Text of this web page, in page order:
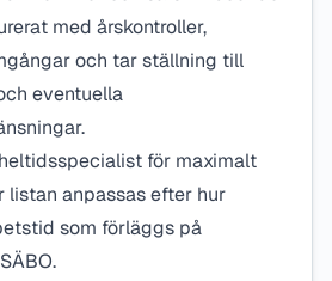
med årskontroller,
och tar ställning till
eventuella
för maximalt
listan anpassas efter hur
som förläggs på